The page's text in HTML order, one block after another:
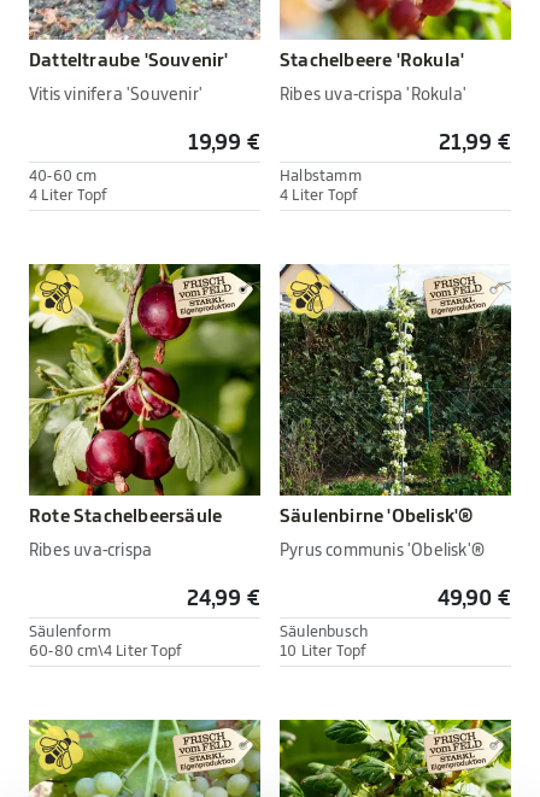
Datteltraube 'Souvenir'
Vitis vinifera 'Souvenir'
19,99 €
40-60 cm
4 Liter Topf
Stachelbeere 'Rokula'
Ribes uva-crispa 'Rokula'
21,99 €
Halbstamm
4 Liter Topf
Rote Stachelbeersäule
Ribes uva-crispa
24,99 €
Säulenform
60-80 cm\4 Liter Topf
Säulenbirne 'Obelisk'®
Pyrus communis 'Obelisk'®
49,90 €
Säulenbusch
10 Liter Topf